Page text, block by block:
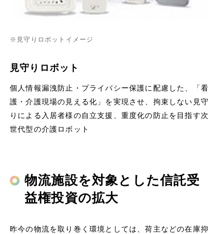
※見守りロボットイメージ
見守りロボット
個人情報漏洩防止・プライバシー保護に配慮した、「看
護・介護現場の見える化」を実現させ、拘束しない見守
りによる入居者様の自立支援、重度化の防止を目指す次
世代型の介護ロボット
物流施設を対象とした信託受
益権投資の拡大
昨今の物流を取り巻く環境としては、荷主などの在庫抑